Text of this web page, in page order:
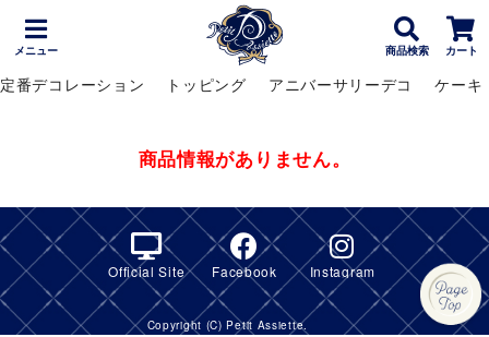
メニュー 商品検索 カート
定番デコレーション トッピング アニバーサリーデコ ケーキ
商品情報がありません。
Official Site Facebook Instagram
Copyright (C) Petit Assiette.